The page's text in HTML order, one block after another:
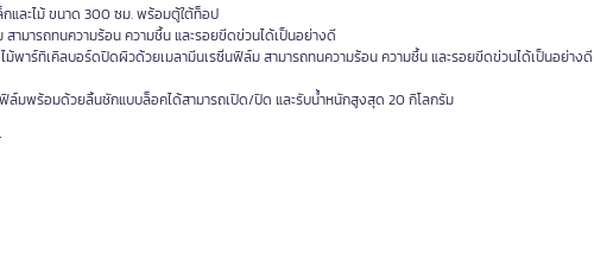
กและไม้ ขนาด 300 ซม. พร้อมตู้ใต้ท็อป
มารถทนความร้อน ความชื้น และรอยขีดข่วนได้เป็นอย่างดี
พาร์ทิเคิลบอร์ดปิดผิวด้วยเมลามีนเรซิ่นฟิล์ม สามารถทนความร้อน ความชื้น และรอยขีดข่วนได้เป็นอย่างดี
มพร้อมด้วยลิ้นชักแบบล็อคได้สามารถเปิด/ปิด และรับน้ำหนักสูงสุด 20 กิโลกรัม